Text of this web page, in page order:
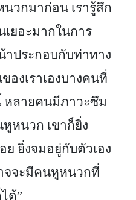
วกมาก่อน เรารู้สึก
เยอะมากในการ
าประกอบกับท่าทาง
องเราเองบางคนที่
หลายคนมีภาวะซึม
หูหนวก เขาก็ยิ่ง
ยิ่งจมอยู่กับตัวเอง
จจะมีคนหูหนวกที่
ด้”